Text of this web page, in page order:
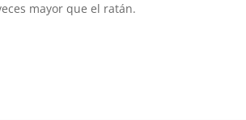
mayor que el ratán.